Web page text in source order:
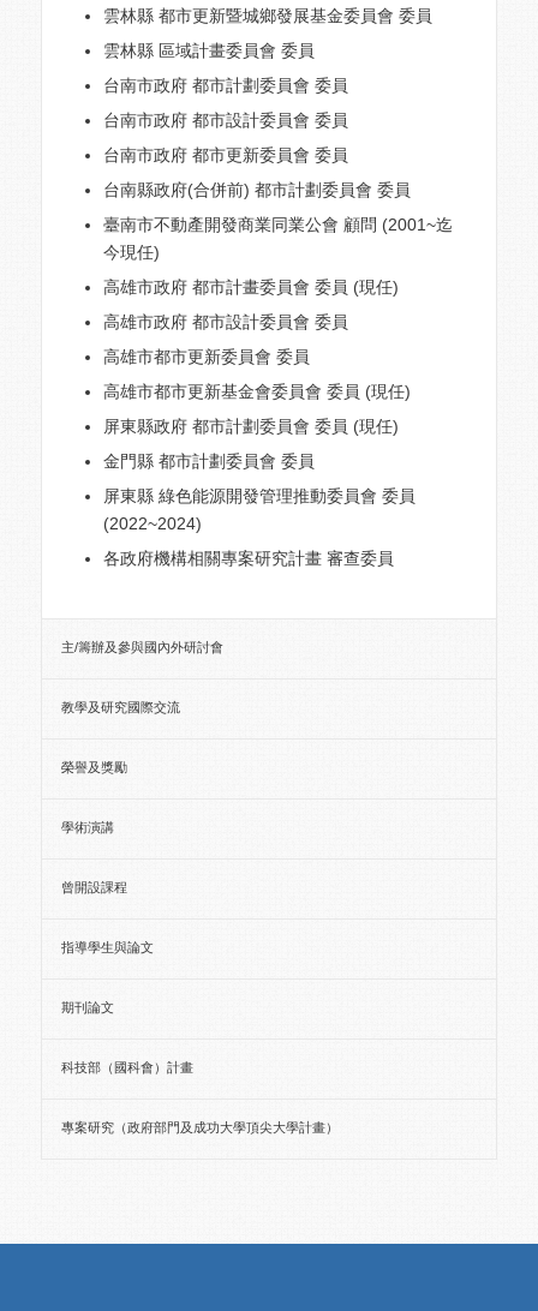
雲林縣 都市更新暨城鄉發展基金委員會 委員
雲林縣 區域計畫委員會 委員
台南市政府 都市計劃委員會 委員
台南市政府 都市設計委員會 委員
台南市政府 都市更新委員會 委員
台南縣政府(合併前) 都市計劃委員會 委員
臺南市不動產開發商業同業公會 顧問 (2001~迄
今現任)
高雄市政府 都市計畫委員會 委員 (現任)
高雄市政府 都市設計委員會 委員
高雄市都市更新委員會 委員
高雄市都市更新基金會委員會 委員 (現任)
屏東縣政府 都市計劃委員會 委員 (現任)
金門縣 都市計劃委員會 委員
屏東縣 綠色能源開發管理推動委員會 委員
(2022~2024)
各政府機構相關專案研究計畫 審查委員
主/籌辦及參與國內外研討會
教學及研究國際交流
榮譽及獎勵
學術演講
曾開設課程
指導學生與論文
期刊論文
科技部（國科會）計畫
專案研究（政府部門及成功大學頂尖大學計畫）